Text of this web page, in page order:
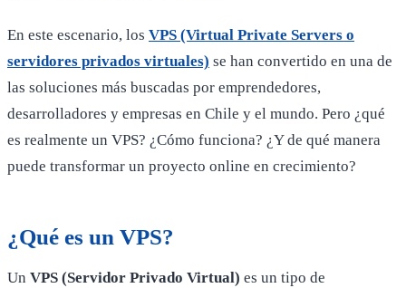
En este escenario, los VPS (Virtual Private Servers o
servidores privados virtuales) se han convertido en una de
las soluciones más buscadas por emprendedores,
desarrolladores y empresas en Chile y el mundo. Pero ¿qué
es realmente un VPS? ¿Cómo funciona? ¿Y de qué manera
puede transformar un proyecto online en crecimiento?
¿Qué es un VPS?
Un VPS (Servidor Privado Virtual) es un tipo de